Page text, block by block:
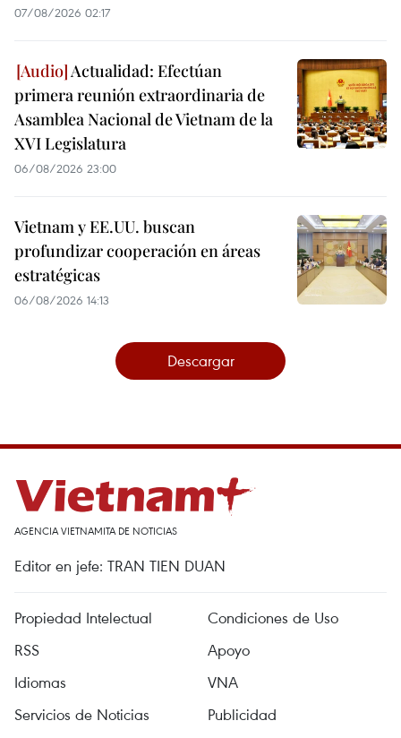
07/08/2026 02:17
Actualidad: Efectúan
primera reunión extraordinaria de
Asamblea Nacional de Vietnam de la
XVI Legislatura
06/08/2026 23:00
Vietnam y EE.UU. buscan
profundizar cooperación en áreas
estratégicas
06/08/2026 14:13
Descargar
AGENCIA VIETNAMITA DE NOTICIAS
Editor en jefe: TRAN TIEN DUAN
Propiedad Intelectual
Condiciones de Uso
RSS
Apoyo
Idiomas
VNA
Servicios de Noticias
Publicidad